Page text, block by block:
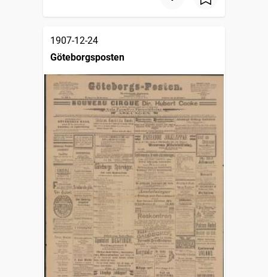
1907-12-24
Göteborgsposten